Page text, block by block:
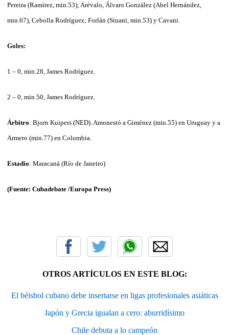
Pereira (Ramírez, min.53); Arévalo, Álvaro González (Abel Hernández,
min.67), Cebolla Rodríguez; Forlán (Stuani, min.53) y Cavani.
Goles:
1 – 0, min.28, James Rodríguez.
2 – 0, min.50, James Rodríguez.
Árbitro: Bjorn Kuipers (NED). Amonestó a Giménez (min.55) en Uruguay y a
Armero (min.77) en Colombia.
Estadio: Maracaná (Río de Janeiro)
(Fuente: Cubadebate /Europa Press)
OTROS ARTÍCULOS EN ESTE BLOG:
El béisbol cubano debe insertarse en ligas profesionales asiáticas
Japón y Grecia igualan a cero: aburridísimo
Chile debuta a lo campeón